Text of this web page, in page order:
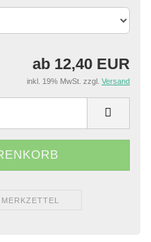
ab 12,40 EUR
inkl. 19% MwSt. zzgl. Versand